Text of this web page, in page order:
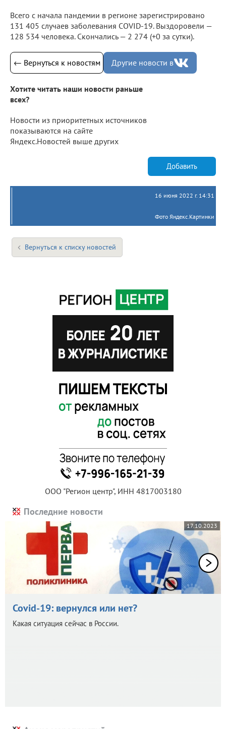
Всего с начала пандемии в регионе зарегистрировано
131 405 случаев заболевания COVID-19. Выздоровели —
128 534 человека. Скончались — 2 274 (+0 за сутки).
← Вернуться к новостям Другие новости в
Хотите читать наши новости раньше
всех?
Новости из приоритетных источников
показываются на сайте
Яндекс.Новостей выше других
Добавить
16 июня 2022 г. 14:31
Фото Яндекс.Картинки
Вернуться к списку новостей
ООО "Регион центр", ИНН 4817003180
Последние новости
17.10.2023
Covid-19: вернулся или нет?
Какая ситуация сейчас в России.